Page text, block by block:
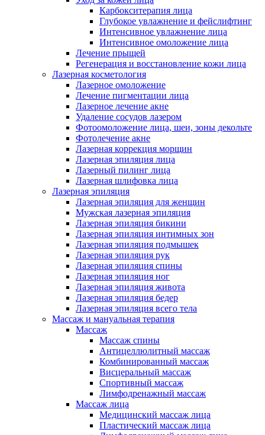
Карбокситерапия лица
Глубокое увлажнение и фейслифтинг
Интенсивное увлажнение лица
Интенсивное омоложение лица
Лечение прыщей
Регенерация и восстановление кожи лица
Лазерная косметология
Лазерное омоложение
Лечение пигментации лица
Лазерное лечение акне
Удаление сосудов лазером
Фотоомоложение лица, шеи, зоны декольте
Фотолечение акне
Лазерная коррекция морщин
Лазерная эпиляция лица
Лазерный пилинг лица
Лазерная шлифовка лица
Лазерная эпиляция
Лазерная эпиляция для женщин
Мужская лазерная эпиляция
Лазерная эпиляция бикини
Лазерная эпиляция интимных зон
Лазерная эпиляция подмышек
Лазерная эпиляция рук
Лазерная эпиляция спины
Лазерная эпиляция ног
Лазерная эпиляция живота
Лазерная эпиляция бедер
Лазерная эпиляция всего тела
Массаж и мануальная терапия
Массаж
Массаж спины
Антицеллюлитный массаж
Комбинированный массаж
Висцеральный массаж
Спортивный массаж
Лимфодренажный массаж
Массаж лица
Медицинский массаж лица
Пластический массаж лица